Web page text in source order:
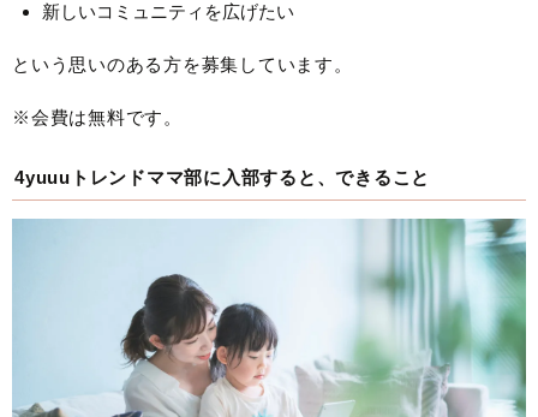
新しいコミュニティを広げたい
という思いのある方を募集しています。
※会費は無料です。
4yuuuトレンドママ部に入部すると、できること